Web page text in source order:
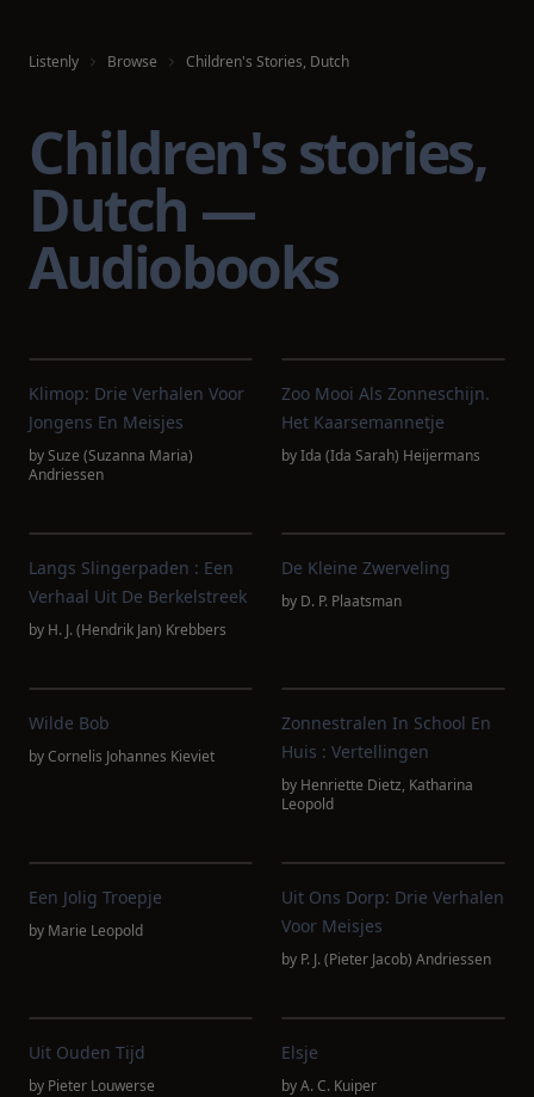
Listenly Browse Children's Stories, Dutch
Children's stories,
Dutch —
Audiobooks
Klimop: Drie Verhalen Voor
Jongens En Meisjes
bySuze (Suzanna Maria)
Andriessen
Zoo Mooi Als Zonneschijn.
Het Kaarsemannetje
byIda (Ida Sarah) Heijermans
Langs Slingerpaden : Een
Verhaal Uit De Berkelstreek
by H. J. (Hendrik Jan) Krebbers
De Kleine Zwerveling
by D. P. Plaatsman
Wilde Bob
byCornelis Johannes Kieviet
Zonnestralen In School En
Huis : Vertellingen
by Henriette Dietz, Katharina
Leopold
Een Jolig Troepje
by Marie Leopold
Uit Ons Dorp: Drie Verhalen
Voor Meisjes
by P. J. (Pieter Jacob) Andriessen
Uit Ouden Tijd
by Pieter Louwerse
Elsje
byA. C. Kuiper